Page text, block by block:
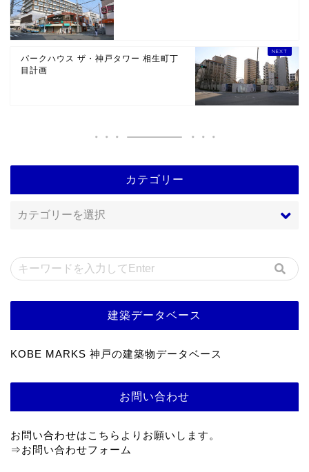
パークハウス ザ・神戸タワー 相生町丁
目計画
カテゴリー
建築データベース
KOBE MARKS 神戸の建築物データベース
お問い合わせ
お問い合わせはこちらよりお願いします。
⇒お問い合わせフォーム